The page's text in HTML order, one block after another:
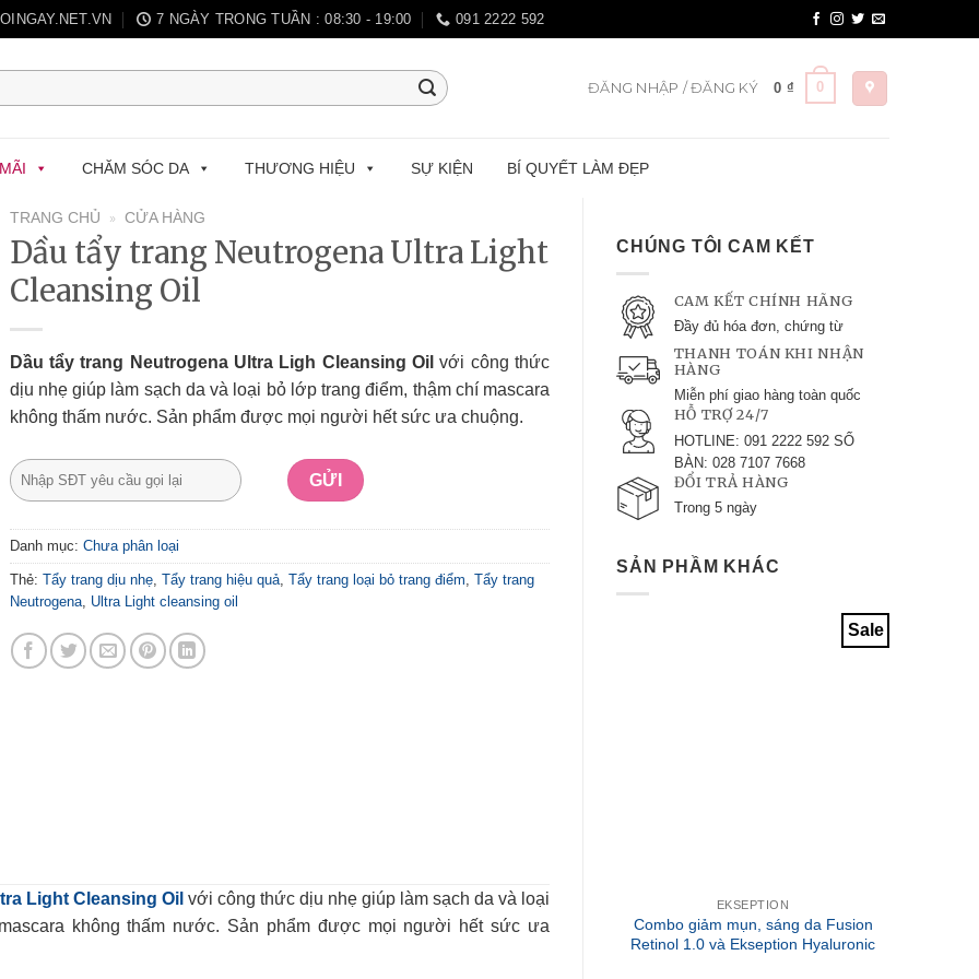
7 NGÀY TRONG TUẦN : 08:30 - 19:00 091 2222 592
ĐĂNG NHẬP / ĐĂNG KÝ 0 ₫ 0
MÃI CHĂM SÓC DA THƯƠNG HIỆU SỰ KIỆN BÍ QUYẾT LÀM ĐẸP
CHÚNG TÔI CAM KẾT
CAM KẾT CHÍNH HÃNG
Đầy đủ hóa đơn, chứng từ
THANH TOÁN KHI NHẬN
HÀNG
Miễn phí giao hàng toàn quốc
HỖ TRỢ 24/7
HOTLINE: 091 2222 592 SỐ BÀN:
028 7107 7668
ĐỔI TRẢ HÀNG
Trong 5 ngày
SẢN PHẦM KHÁC
Sale
EKSEPTION
Combo giảm mụn, sáng da
Fusion Retinol 1.0 và Ekseption
TRANG CHỦ » CỬA HÀNG
Dầu tẩy trang Neutrogena Ultra Light
Cleansing Oil
Dầu tẩy trang Neutrogena Ultra Ligh Cleansing Oil với công
thức dịu nhẹ giúp làm sạch da và loại bỏ lớp trang điểm, thậm
chí mascara không thấm nước. Sản phẩm được mọi người hết
Danh mục:Chưa phân loại
Thẻ:Tẩy trang dịu nhẹ,Tẩy trang hiệu quả
trang Neutrogena
Ultra Light cleansing oil
Light Cleansing Oilvới công thức dịu nhẹ giúp làm sạch
thậm chí mascara không thấm nước. Sản phẩm được mọi